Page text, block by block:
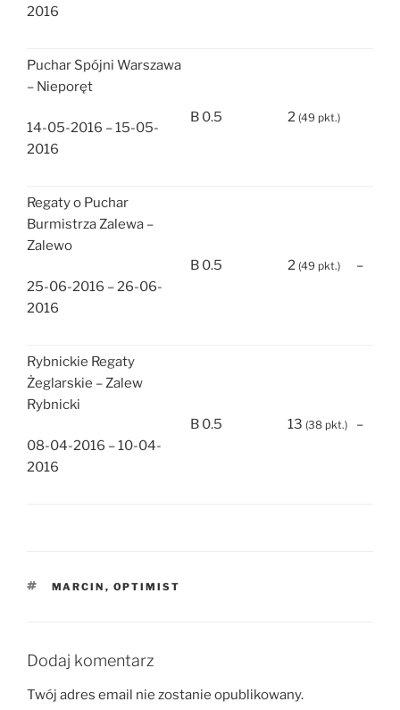
2016
Puchar Spójni Warszawa
– Nieporęt
14-05-2016 – 15-05-
2016
B 0.5 2 (49 pkt.)
Regaty o Puchar
Burmistrza Zalewa –
Zalewo
25-06-2016 – 26-06-
2016
B 0.5 2 (49 pkt.) –
Rybnickie Regaty
Żeglarskie – Zalew
Rybnicki
08-04-2016 – 10-04-
2016
B 0.5 13 (38 pkt.) –
TAGI
MARCIN , OPTIMIST
Dodaj komentarz
Twój adres email nie zostanie opublikowany.